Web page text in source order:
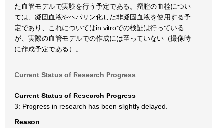
た血管モデルで実験を行う予定である。瘤腔の血栓につい
ては、凝固血液やヘパリン化した非凝固血液を使用する予
定であり、これについてはin vitroでの検証は行っている
が、実際の血管モデルでの作成には至っていない（撮像時
に作成予定である）。
Current Status of Research Progress
Current Status of Research Progress
3: Progress in research has been slightly delayed.
Reason